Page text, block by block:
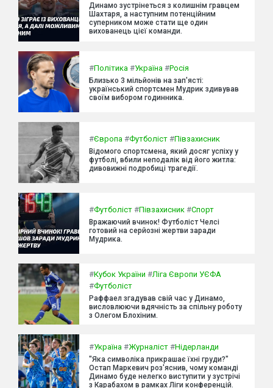
Динамо зустрінеться з колишнім гравцем
Шахтаря, а наступним потенційним
суперником може стати ще один
вихованець цієї команди.
#Політика #Україна #Росія
Близько 3 мільйонів на зап'ясті:
український спортсмен Мудрик здивував
своїм вибором годинника.
#Європа #Футболіст #Півзахисник
Відомого спортсмена, який досяг успіху у
футболі, вбили неподалік від його житла:
дивовижні подробиці трагедії.
#Футболіст #Півзахисник #Спорт
Вражаючий вчинок! Футболіст Челсі
готовий на серйозні жертви заради
Мудрика.
#Кубок України #Ліга Європи УЄФА
#Футболіст
Раффаел згадував свій час у Динамо,
висловлюючи вдячність за спільну роботу
з Олегом Блохіним.
#Україна #Журналіст #Нідерланди
"Яка символіка прикрашає їхні груди?"
Остап Маркевич роз'яснив, чому команді
Динамо буде нелегко виступити у зустрічі
з Карабахом в рамках Ліги конференцій.